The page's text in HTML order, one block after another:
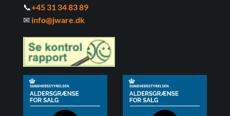
📞+45 31 34 83 89
✉ info@jware.dk